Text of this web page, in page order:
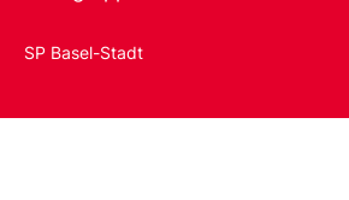
SP Basel-Stadt